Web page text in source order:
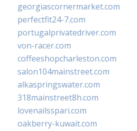
georgiascornermarket.com
perfectfit24-7.com
portugalprivatedriver.com
von-racer.com
coffeeshopcharleston.com
salon104mainstreet.com
alkaspringswater.com
318mainstreet8h.com
lovenailsspari.com
oakberry-kuwait.com